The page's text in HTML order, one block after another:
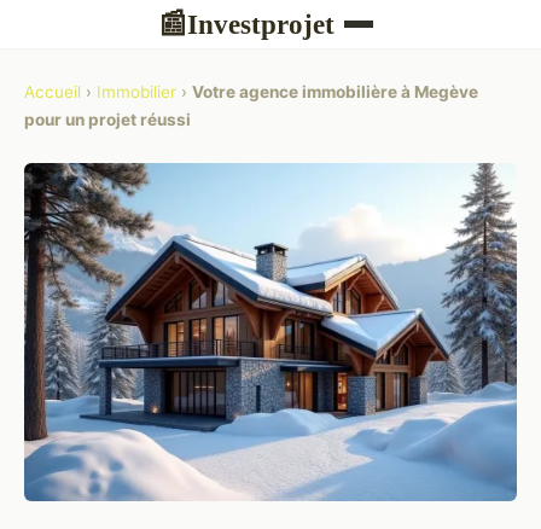
📰Investprojet
Accueil › Immobilier › Votre agence immobilière à Megève
pour un projet réussi